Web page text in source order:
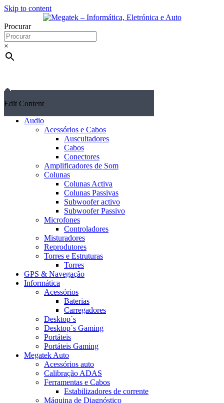
Skip to content
Procurar
×
Edit Content
Audio
Acessórios e Cabos
Auscultadores
Cabos
Conectores
Amplificadores de Som
Colunas
Colunas Activa
Colunas Passivas
Subwoofer activo
Subwoofer Passivo
Microfones
Controladores
Misturadores
Reprodutores
Torres e Estruturas
Torres
GPS & Navegação
Informática
Acessórios
Baterias
Carregadores
Desktop´s
Desktop´s Gaming
Portáteis
Portáteis Gaming
Megatek Auto
Acessórios auto
Calibração ADAS
Ferramentas e Cabos
Estabilizadores de corrente
Máquina de Diagnóstico